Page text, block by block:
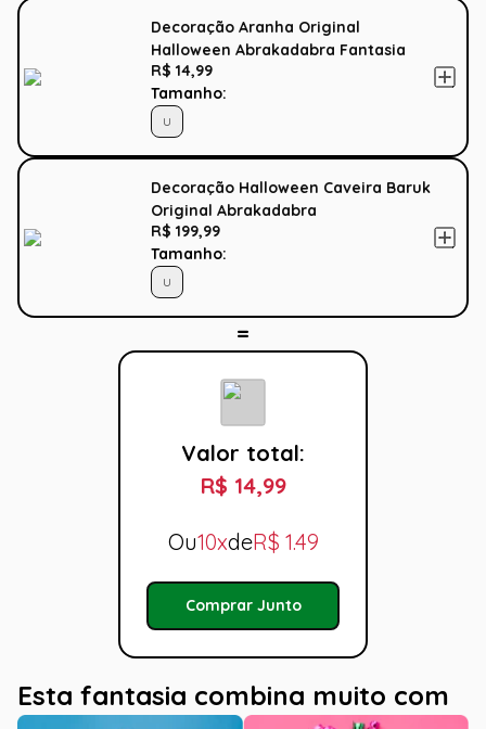
Decoração Aranha Original
Halloween Abrakadabra Fantasia
R$ 14,99
Tamanho:
U
Decoração Halloween Caveira Baruk
Original Abrakadabra
R$ 199,99
Tamanho:
U
Valor total:
R$ 14,99
Ou10xdeR$ 1.49
Comprar Junto
Esta fantasia combina muito com